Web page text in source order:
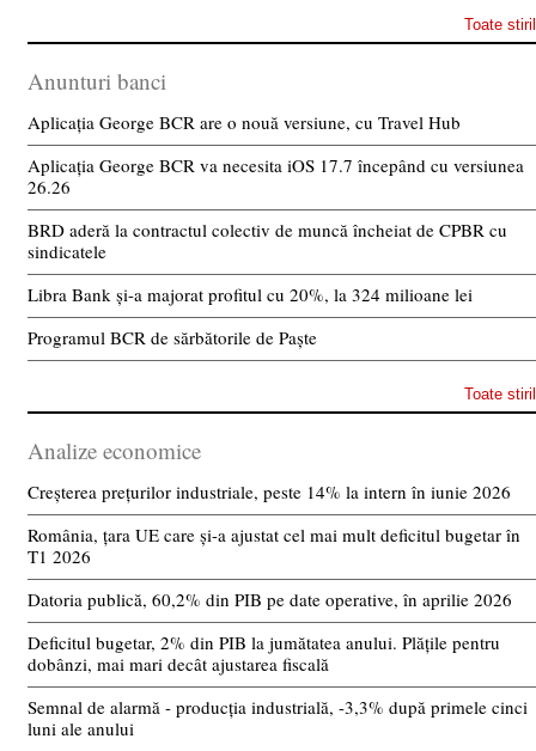
Toate
Anunturi banci
Aplicația George BCR are o nouă versiune, cu Travel Hub
Aplicația George BCR va necesita iOS 17.7 începând cu versiunea
26.26
BRD aderă la contractul colectiv de muncă încheiat de CPBR cu
sindicatele
Libra Bank și-a majorat profitul cu 20%, la 324 milioane lei
Programul BCR de sărbătorile de Paște
Toate
Analize economice
Creșterea prețurilor industriale, peste 14% la intern în iunie 2026
România, țara UE care și-a ajustat cel mai mult deficitul bugetar în
T1 2026
Datoria publică, 60,2% din PIB pe date operative, în aprilie 2026
Deficitul bugetar, 2% din PIB la jumătatea anului. Plățile pentru
dobânzi, mai mari decât ajustarea fiscală
Semnal de alarmă - producția industrială, -3,3% după primele cinci
luni ale anului